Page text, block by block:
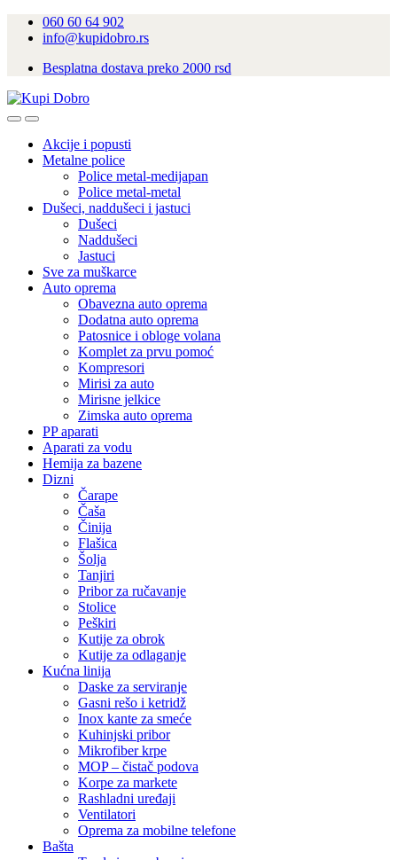
060 60 64 902
info@kupidobro.rs
Besplatna dostava preko 2000 rsd
Akcije i popusti
Metalne police
Police metal-medijapan
Police metal-metal
Dušeci, naddušeci i jastuci
Dušeci
Naddušeci
Jastuci
Sve za muškarce
Auto oprema
Obavezna auto oprema
Dodatna auto oprema
Patosnice i obloge volana
Komplet za prvu pomoć
Kompresori
Mirisi za auto
Mirisne jelkice
Zimska auto oprema
PP aparati
Aparati za vodu
Hemija za bazene
Dizni
Čarape
Čaša
Činija
Flašica
Šolja
Tanjiri
Pribor za ručavanje
Stolice
Peškiri
Kutije za obrok
Kutije za odlaganje
Kućna linija
Daske za serviranje
Gasni rešo i ketridž
Inox kante za smeće
Kuhinjski pribor
Mikrofiber krpe
MOP – čistač podova
Korpe za markete
Rashladni uređaji
Ventilatori
Oprema za mobilne telefone
Bašta